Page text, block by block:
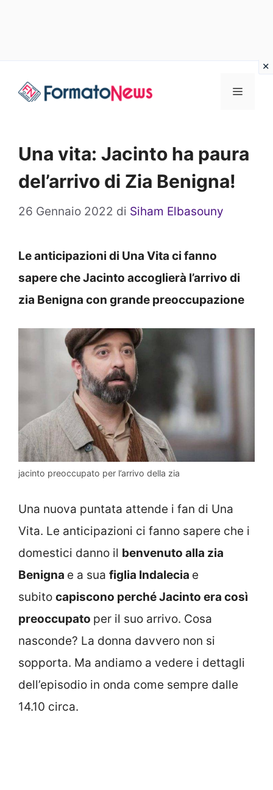
Menu
Una vita: Jacinto ha paura
del’arrivo di Zia Benigna!
26 Gennaio 2022 di Siham Elbasouny
Le anticipazioni di Una Vita ci fanno
sapere che Jacinto accoglierà l’arrivo di
zia Benigna con grande preoccupazione
jacinto preoccupato per l’arrivo della zia
Una nuova puntata attende i fan di Una
Vita. Le anticipazioni ci fanno sapere che i
domestici danno il benvenuto alla zia
Benigna e a sua figlia Indalecia e
subito capiscono perché Jacinto era così
preoccupato per il suo arrivo. Cosa
nasconde? La donna davvero non si
sopporta. Ma andiamo a vedere i dettagli
dell’episodio in onda come sempre dalle
14.10 circa.